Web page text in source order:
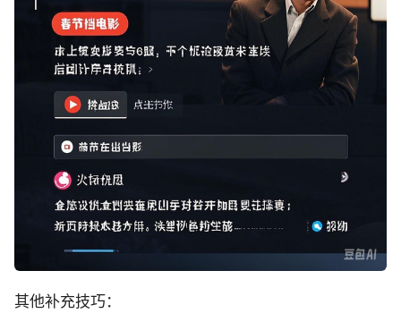
其他补充技巧：